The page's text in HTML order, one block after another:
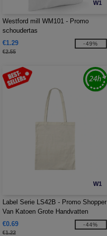
W1
Westford mill WM101 - Promo
schoudertas
€1.29
€2.55
-49%
W1
Label Serie LS42B - Promo Shopper
Van Katoen Grote Handvatten
€0.69
€1.22
-44%